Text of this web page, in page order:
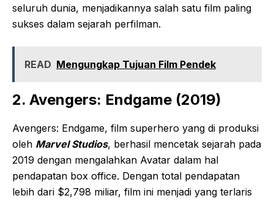
seluruh dunia, menjadikannya salah satu film paling
sukses dalam sejarah perfilman.
READ Mengungkap Tujuan Film Pendek
2. Avengers: Endgame (2019)
Avengers: Endgame, film superhero yang di produksi
oleh Marvel Studios, berhasil mencetak sejarah pada
2019 dengan mengalahkan Avatar dalam hal
pendapatan box office. Dengan total pendapatan
lebih dari $2,798 miliar, film ini menjadi yang terlaris